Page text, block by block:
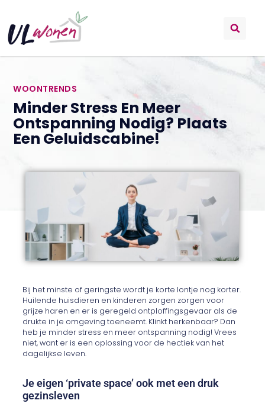
WOONTRENDS
Minder Stress En Meer
Ontspanning Nodig? Plaats
Een Geluidscabine!
Bij het minste of geringste wordt je korte lontje nog korter.
Huilende huisdieren en kinderen zorgen zorgen voor
grijze haren en er is geregeld ontploffingsgevaar als de
drukte in je omgeving toeneemt. Klinkt herkenbaar? Dan
heb je minder stress en meer ontspanning nodig! Vrees
niet, want er is een oplossing voor de hectiek van het
dagelijkse leven.
Je eigen ‘private space’ ook met een druk
gezinsleven